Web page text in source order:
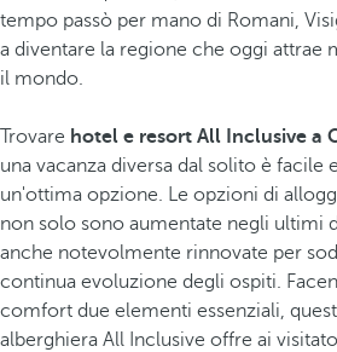
tempo passò per mano di Romani,
a diventare la regione che oggi attrae
il mondo.
Trovare hotel e resort All Inclusive a
una vacanza diversa dal solito è facile
un'ottima opzione. Le opzioni di
non solo sono aumentate negli ultimi
anche notevolmente rinnovate per
continua evoluzione degli ospiti.
comfort due elementi essenziali,
alberghiera All Inclusive offre ai